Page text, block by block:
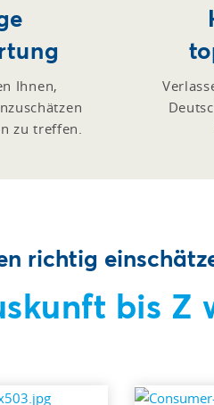
Ihnen,
zu treffen.
richtig
bis